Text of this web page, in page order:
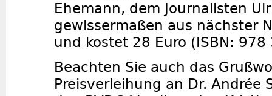
Ehemann, dem Journalisten
gewissermaßen aus nächster
und kostet 28 Euro (ISBN:
Beachten Sie auch das
Preisverleihung an Dr. Andrée